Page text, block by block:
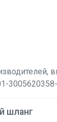
шланг